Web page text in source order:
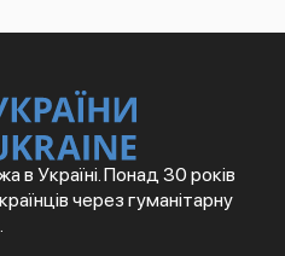
в Україні. Понад 30 років
через гуманітарну